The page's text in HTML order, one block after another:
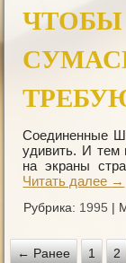
Соединенные
удивить. И
на экраны
Читать далее →
Рубрика: 1995 |
← Ранее 1 2